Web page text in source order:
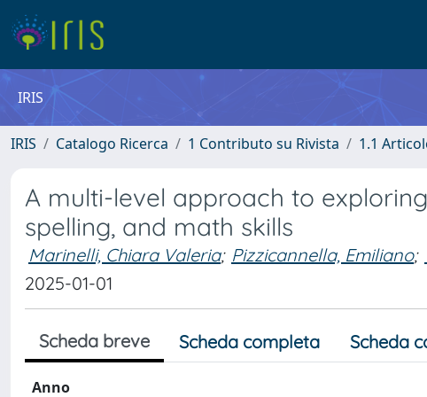
IRIS
IRIS Catalogo Ricerca 1 Contributo su Rivista 1.1
A multi-level approach to
spelling, and math skills
Marinelli, Chiara Valeria; Pizzicannella, Emiliano;
2025-01-01
Scheda breve Scheda completa Scheda
Anno